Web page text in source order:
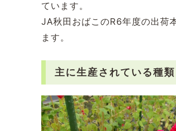
ています。
JA秋田おばこのR6年度の出荷
ます。
主に生産されている種類